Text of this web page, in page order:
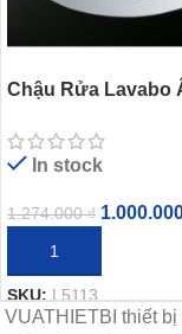
Chậu Rửa Lavabo
In stock
1.274.000₫
THÊM VÀO GIỎ HÀNG
SKU:L5113
VUATHIETBI thiết